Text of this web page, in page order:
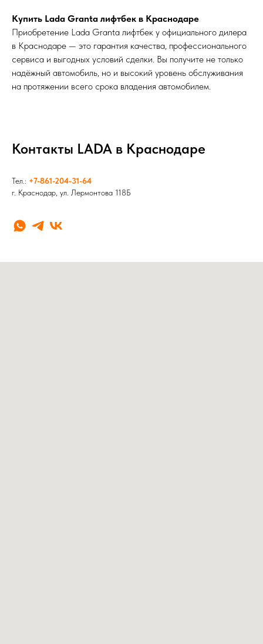
Купить Lada Granta лифтбек в Краснодаре
Приобретение Lada Granta лифтбек у официального дилера
в Краснодаре — это гарантия качества, профессионального
сервиса и выгодных условий сделки. Вы получите не только
надёжный автомобиль, но и высокий уровень обслуживания
на протяжении всего срока владения автомобилем.
Контакты LADA в Краснодаре
Тел.: +7-861-204-31-64
г. Краснодар, ул. Лермонтова 118Б